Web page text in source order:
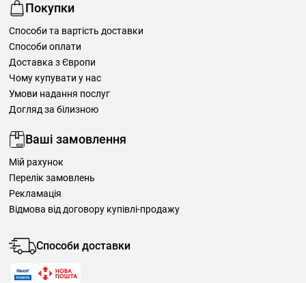
Покупки
Способи та вартість доставки
Способи оплати
Доставка з Європи
Чому купувати у нас
Умови надання послуг
Догляд за білизною
Ваші замовлення
Мій рахунок
Перелік замовлень
Рекламація
Відмова від договору купівлі-продажу
Способи доставки